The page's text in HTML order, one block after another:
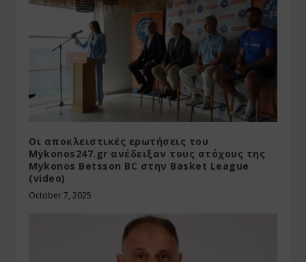
Οι αποκλειστικές ερωτήσεις του
Mykonos247.gr ανέδειξαν τους στόχους της
Mykonos Betsson BC στην Basket League
(video)
October 7, 2025